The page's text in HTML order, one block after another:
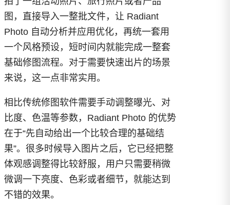
图，直接导入一整批文件，让 Radiant
Photo 自动分析并应用优化，再统一套用
一个风格预设，短时间内就能完成一整套
基础修图流程。对于需要快速出片的场景
来说，这一点非常实用。
相比传统修图软件需要手动调整曝光、对
比度、色温等参数，Radiant Photo 的优势
在于“先自动给出一个比较合理的基础结
果”。很多时候导入图片之后，它已经把整
体观感调整得比较舒服，用户只需要稍微
微调一下亮度、色彩或者细节，就能达到
不错的效果。